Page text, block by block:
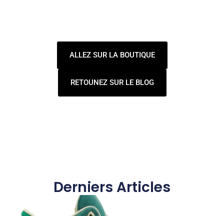
ALLEZ SUR LA BOUTIQUE
RETOUNEZ SUR LE BLOG
Derniers Articles